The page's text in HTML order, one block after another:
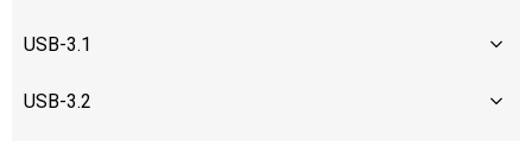
USB-3.1
USB-3.2